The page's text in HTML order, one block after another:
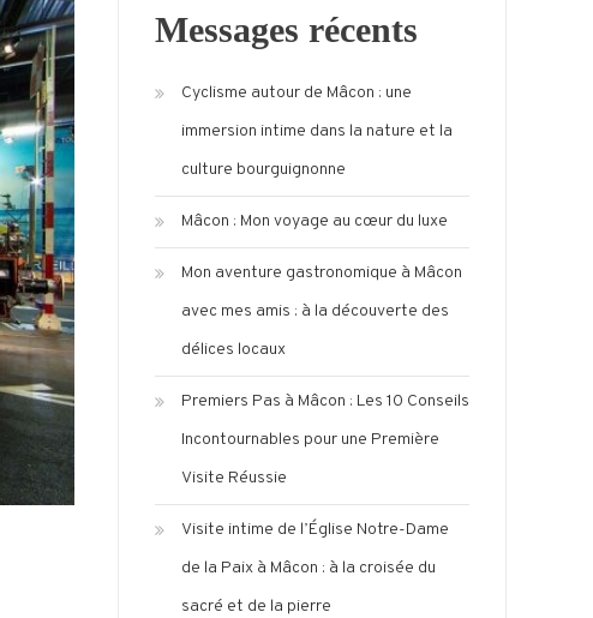
Messages récents
Cyclisme autour de Mâcon : une
immersion intime dans la nature et la
culture bourguignonne
Mâcon : Mon voyage au cœur du luxe
Mon aventure gastronomique à Mâcon
avec mes amis : à la découverte des
délices locaux
Premiers Pas à Mâcon : Les 10 Conseils
Incontournables pour une Première
Visite Réussie
Visite intime de l’Église Notre-Dame
de la Paix à Mâcon : à la croisée du
sacré et de la pierre